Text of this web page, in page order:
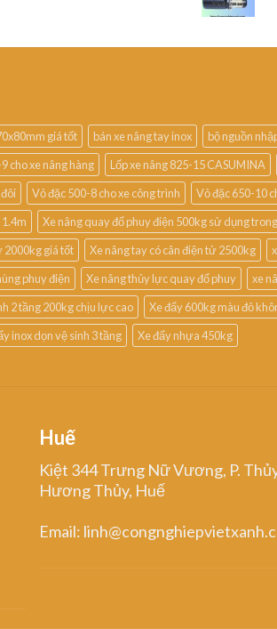
giá tốt bán xe nâng tay inox bộ nguồn
cho xe nâng hàng Lốp xe nâng 825-15 CASUMINA
Vỏ đặc 500-8 cho xe công trình Vỏ đặc 650-10
Xe nâng quay đổ phuy điện 500kg sử dụng
2000kg giá tốt Xe nâng tay có cân điện tử 2500kg
phuy điện Xe nâng thủy lực quay đổ phuy xe
2 tầng 200kg chịu lực cao Xe đẩy 600kg màu đỏ
inox dọn vệ sinh 3 tầng Xe đẩy nhựa 450kg
Huế
Kiệt 344 Trưng Nữ Vương, P.
Hương Thủy, Huế
Email: